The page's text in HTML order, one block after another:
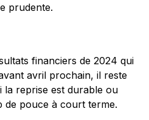
prudente.
financiers de 2024 qui
avril prochain, il reste
la reprise est durable ou
de pouce à court terme.